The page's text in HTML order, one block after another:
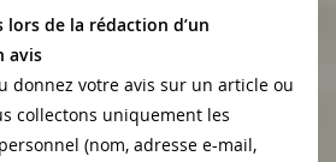
lors de la rédaction d’un
avis
donnez votre avis sur un article ou
collectons uniquement les
(nom, adresse e-mail,